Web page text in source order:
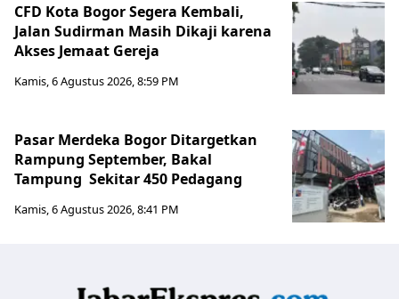
CFD Kota Bogor Segera Kembali,
Jalan Sudirman Masih Dikaji karena
Akses Jemaat Gereja
Kamis, 6 Agustus 2026, 8:59 PM
Pasar Merdeka Bogor Ditargetkan
Rampung September, Bakal
Tampung Sekitar 450 Pedagang
Kamis, 6 Agustus 2026, 8:41 PM